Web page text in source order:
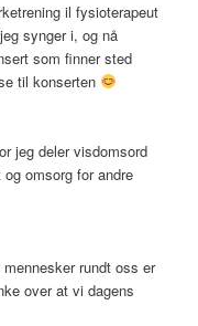
il fysioterapeut
synger i, og nå
som finner sted
til konserten
jeg deler visdomsord
omsorg for andre
rundt oss er
over at vi dagens